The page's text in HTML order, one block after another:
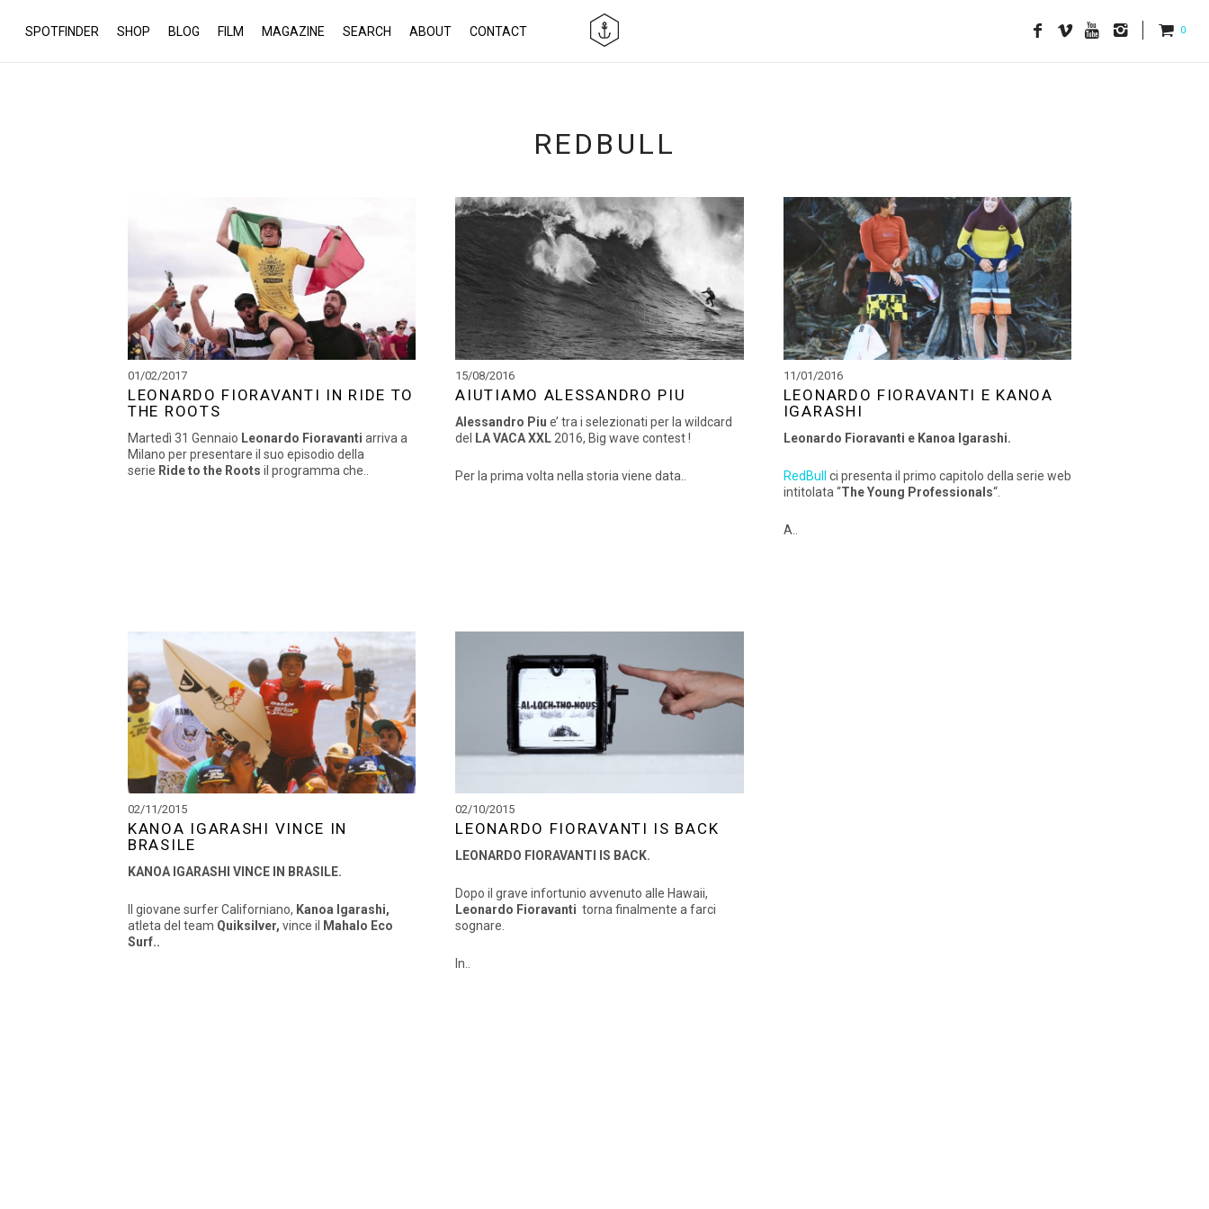
SPOTFINDER SHOP BLOG FILM MAGAZINE SEARCH ABOUT CONTACT 0
REDBULL
01/02/2017
LEONARDO FIORAVANTI IN RIDE TO
THE ROOTS
Martedì 31 Gennaio Leonardo Fioravanti arriva a
Milano per presentare il suo episodio della
serie Ride to the Rootsil programma che..
15/08/2016
AIUTIAMO ALESSANDRO PIU
Alessandro Piu e’ tra i selezionati per la wildcard
del
LA VACA XXL 2016, Big wave contest !
Per la prima volta nella storia viene data..
11/01/2016
LEONARDO FIORAVANTI E KANOA
IGARASHI
Leonardo Fioravanti e Kanoa Igarashi.
RedBull
ci presenta il primo capitolo della serie web
intitolata “The Young Professionals“.
A..
02/11/2015
KANOA IGARASHI VINCE IN
BRASILE
KANOA IGARASHI VINCE IN BRASILE.
Il giovane surfer Californiano, Kanoa Igarashi,
atleta del team Quiksilver, vince il
Mahalo Eco
Surf..
02/10/2015
LEONARDO FIORAVANTI IS BACK
LEONARDO FIORAVANTI IS BACK.
Dopo il grave infortunio avvenuto alle Hawaii,
Leonardo Fioravanti torna finalmente a farci
sognare.
In..